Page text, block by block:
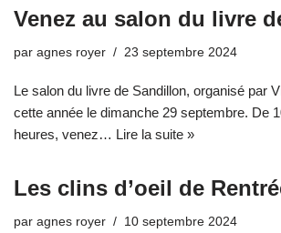
Venez au salon du livre
par agnes royer 23 septembre 2024
Le salon du livre de Sandillon, organisé par
cette année le dimanche 29 septembre. De
heures, venez… Lire la suite »
Les clins d’oeil de
par agnes royer 10 septembre 2024